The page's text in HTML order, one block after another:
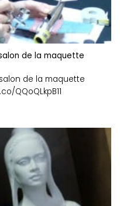
de la maquette
de la maquette
QQoQLkpB11